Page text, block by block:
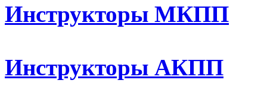
Инструкторы МКПП
Инструкторы АКПП